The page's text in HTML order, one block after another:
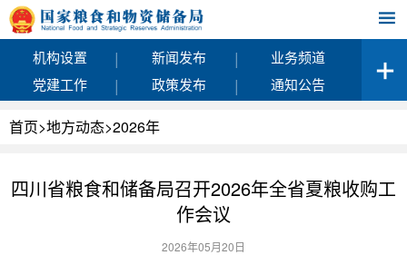
机构设置 | 新闻发布 |
业务频道
党建工作
| 政策发布 | 通知公告
首页>地方动态>2026年
四川省粮食和储备局召开2026年全省夏粮收购工
作会议
2026年05月20日